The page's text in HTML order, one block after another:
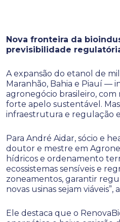
Nova fronteira da
previsibilidade
A expansão do etanol de
Maranhão, Bahia e Piauí —
agronegócio brasileiro, com
forte apelo sustentável.
infraestrutura e regulação
Para André Aidar, sócio e
doutor e mestre em
hídricos e ordenamento
ecossistemas sensíveis e
zoneamentos, garantir
novas usinas sejam viáveis”,
Ele destaca que o